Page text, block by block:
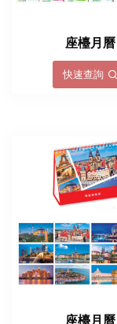
座檯月曆
快速查詢
座檯月曆